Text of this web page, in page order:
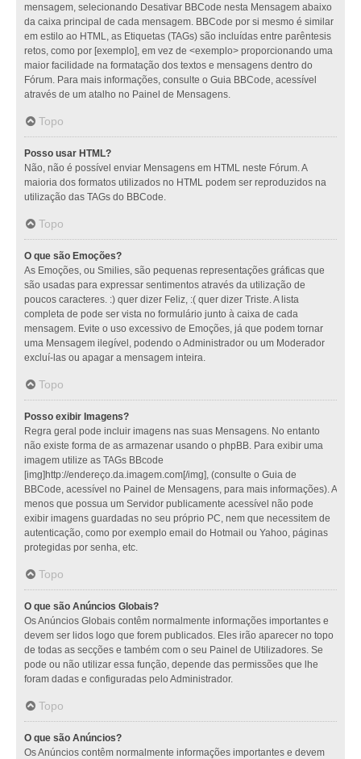
mensagem, selecionando Desativar BBCode nesta Mensagem abaixo
da caixa principal de cada mensagem. BBCode por si mesmo é similar
em estilo ao HTML, as Etiquetas (TAGs) são incluídas entre parêntesis
retos, como por [exemplo], em vez de <exemplo> proporcionando uma
maior facilidade na formatação dos textos e mensagens dentro do
Fórum. Para mais informações, consulte o Guia BBCode, acessível
através de um atalho no Painel de Mensagens.
Topo
Posso usar HTML?
Não, não é possível enviar Mensagens em HTML neste Fórum. A
maioria dos formatos utilizados no HTML podem ser reproduzidos na
utilização das TAGs do BBCode.
Topo
O que são Emoções?
As Emoções, ou Smilies, são pequenas representações gráficas que
são usadas para expressar sentimentos através da utilização de
poucos caracteres. :) quer dizer Feliz, :( quer dizer Triste. A lista
completa de pode ser vista no formulário junto à caixa de cada
mensagem. Evite o uso excessivo de Emoções, já que podem tornar
uma Mensagem ilegível, podendo o Administrador ou um Moderador
excluí-las ou apagar a mensagem inteira.
Topo
Posso exibir Imagens?
Regra geral pode incluir imagens nas suas Mensagens. No entanto
não existe forma de as armazenar usando o phpBB. Para exibir uma
imagem utilize as TAGs BBcode
[img]http://endereço.da.imagem.com[/img], (consulte o Guia de
BBCode, acessível no Painel de Mensagens, para mais informações). A
menos que possua um Servidor publicamente acessível não pode
exibir imagens guardadas no seu próprio PC, nem que necessitem de
autenticação, como por exemplo email do Hotmail ou Yahoo, páginas
protegidas por senha, etc.
Topo
O que são Anúncios Globais?
Os Anúncios Globais contêm normalmente informações importantes e
devem ser lidos logo que forem publicados. Eles irão aparecer no topo
de todas as secções e também com o seu Painel de Utilizadores. Se
pode ou não utilizar essa função, depende das permissões que lhe
foram dadas e configuradas pelo Administrador.
Topo
O que são Anúncios?
Os Anúncios contêm normalmente informações importantes e devem